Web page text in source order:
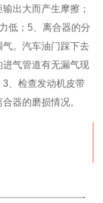
出大而产生摩擦；
低；5、离合器的分
。汽车油门踩下去
气管道有无漏气现
、检查发动机皮带
器的磨损情况。